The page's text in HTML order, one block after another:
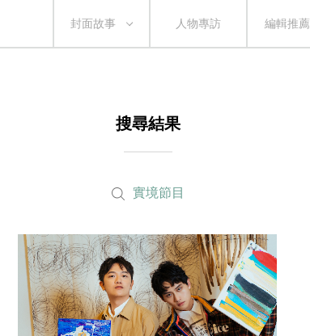
封面故事 人物專訪 編輯推薦
搜尋結果
實境節目